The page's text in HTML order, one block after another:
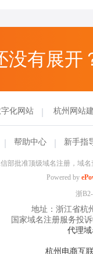
没有展开
化网站 杭州网站
帮助中心 新手指
部批准顶级域名注册，域
Powered by
浙
地址：浙江省杭
国家域名注册服务投
代理
杭州电商互